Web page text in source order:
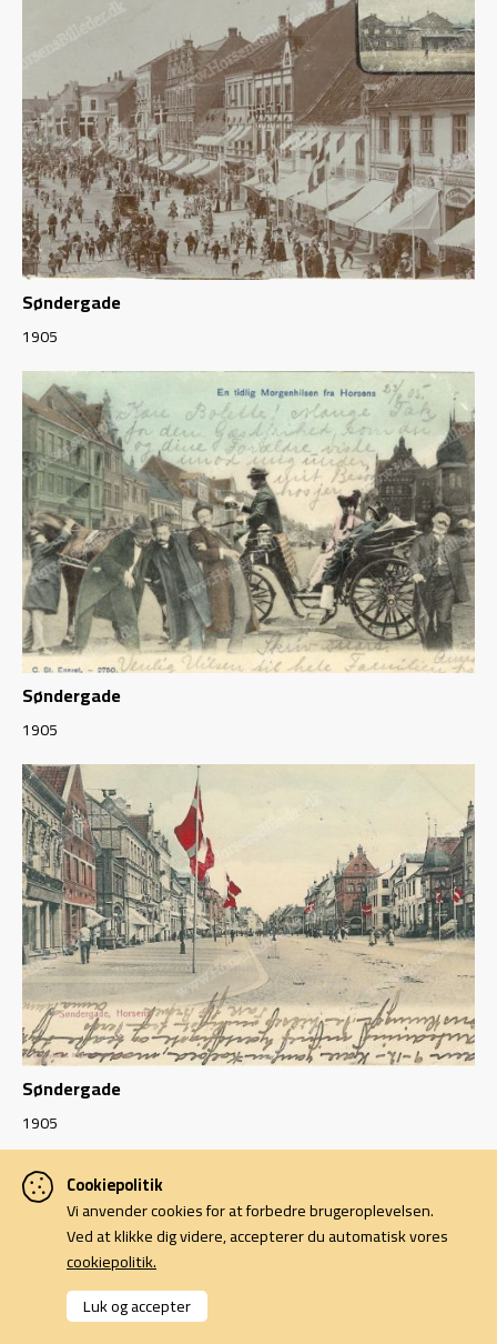
Søndergade
1905
Søndergade
1905
Søndergade
1905
Cookiepolitik
Vi anvender cookies for at forbedre brugeroplevelsen.
Ved at klikke dig videre, accepterer du automatisk vores
cookiepolitik.
Luk og accepter